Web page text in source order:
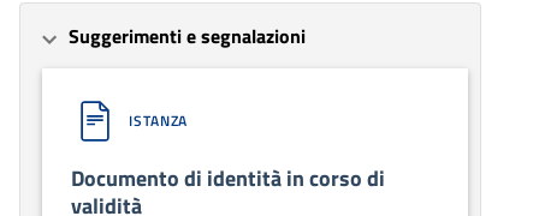
Suggerimenti e segnalazioni
ISTANZA
Documento di identità in corso di
validità